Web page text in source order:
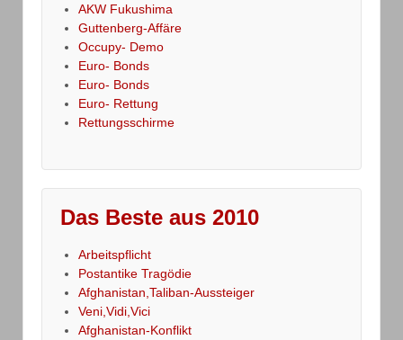
AKW Fukushima
Guttenberg-Affäre
Occupy- Demo
Euro- Bonds
Euro- Bonds
Euro- Rettung
Rettungsschirme
Das Beste aus 2010
Arbeitspflicht
Postantike Tragödie
Afghanistan,Taliban-Aussteiger
Veni,Vidi,Vici
Afghanistan-Konflikt